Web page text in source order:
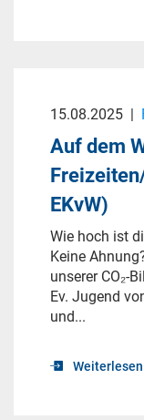
15.08.2025 |
Auf dem
EKvW)
Wie hoch ist
Keine
unserer CO₂-
Ev. Jugend
und...
Weiterlesen